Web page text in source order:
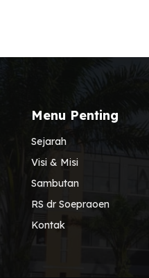
Menu Penting
Sejarah
Visi & Misi
Sambutan
RS dr Soepraoen
Kontak